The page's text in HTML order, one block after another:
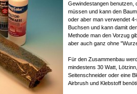
Gewindestangen benutzen,
müssen und kann den
oder aber man verwendet
Buchsen und kann damit
Methode man den Vorzug
aber auch ganz ohne
Für den Zusammenbau
mindestens 30 Watt,
Seitenschneider oder eine
Airbrush und Klebstoff